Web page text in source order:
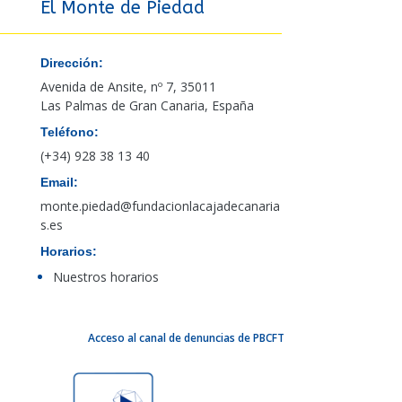
El Monte de Piedad
Dirección:
Avenida de Ansite, nº 7, 35011
Las Palmas de Gran Canaria, España
Teléfono:
(+34) 928 38 13 40
Email:
monte.piedad@fundacionlacajadecanaria
s.es
Horarios:
Nuestros horarios
Acceso al canal de denuncias de PBCFT